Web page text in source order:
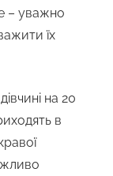
– уважно
їх
на 20
в